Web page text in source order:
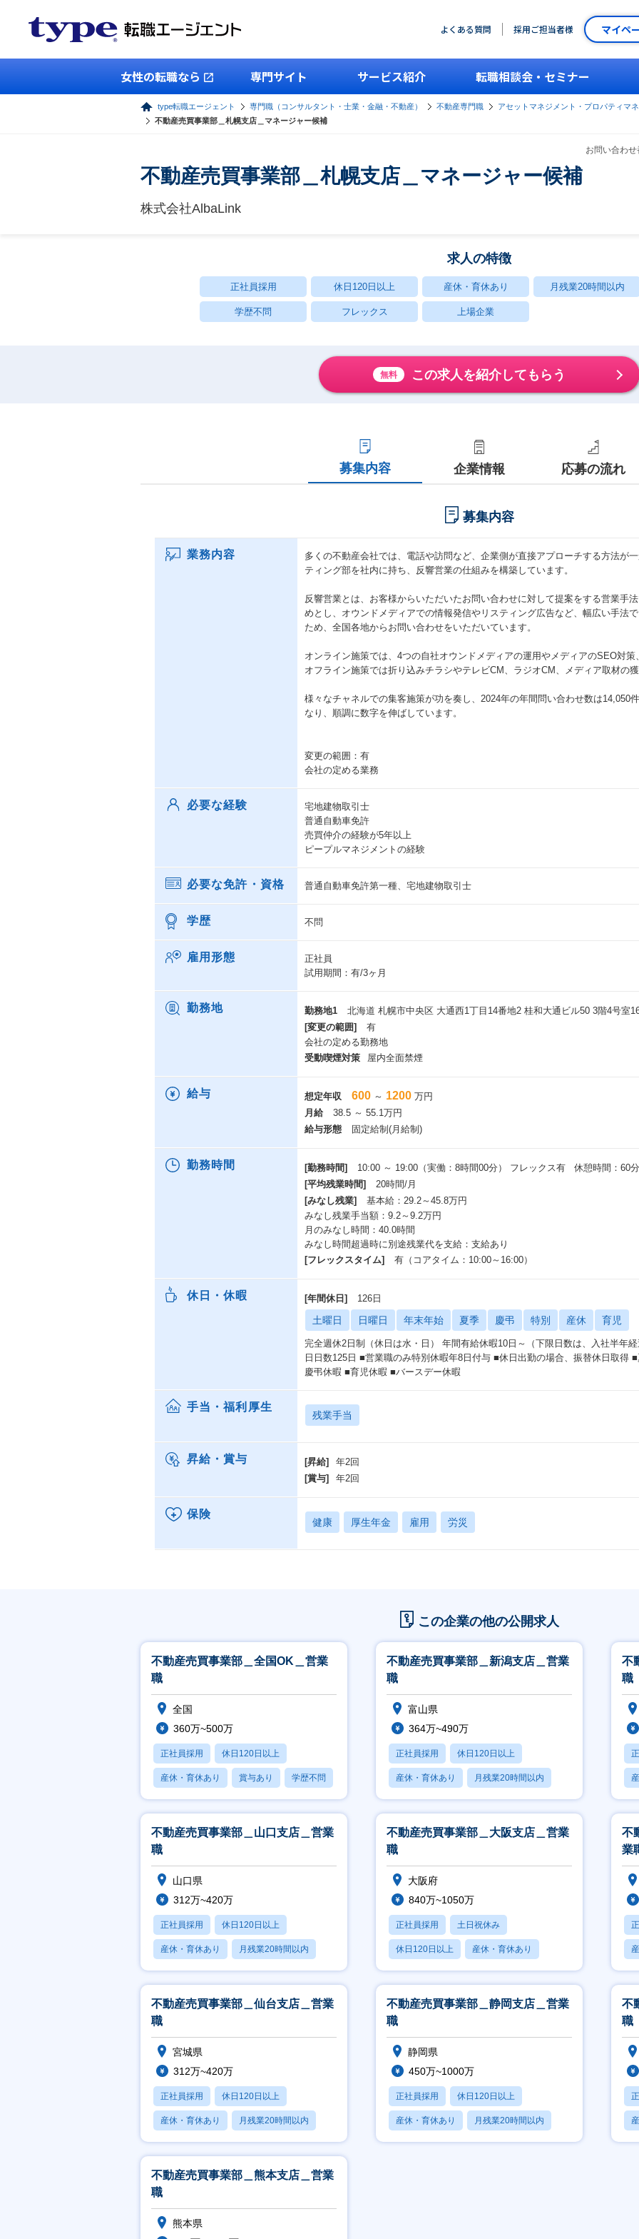
よくある質問 採用ご担当者様 マイペ
女性の転職なら 専門サイト サービス紹介 転職相談会・セミナー
type転職エージェント 専門職（コンサルタント・士業・金融・不動産） 不動産専門職
アセットマネジメント・プロパティマ
不動産売買事業部＿札幌支店＿マネージャー候補
お問い合わ
不動産売買事業部＿札幌支店＿マネージャー候補
株式会社AlbaLink
求人の特徴
正社員採用 休日120日以上 産休・育休あり 月残業20時間以内
学歴不問 フレックス 上場企業
無料 この求人を紹介してもらう
募集内容 企業情報 応募の流れ
募集内容
業務内容
多くの不動産会社では、電話や訪問など、企業側が直接アプローチする方法が
ティング部を社内に持ち、反響営業の仕組みを構築しています。
反響営業とは、お客様からいただいたお問い合わせに対して提案をする営業手
めとし、オウンドメディアでの情報発信やリスティング広告など、幅広い手法
ため、全国各地からお問い合わせをいただいています。
オンライン施策では、4つの自社オウンドメディアの運用やメディアのSEO対
オフライン施策では折り込みチラシやテレビCM、ラジオCM、メディア取材の
様々なチャネルでの集客施策が功を奏し、2024年の年間問い合わせ数は14,050
なり、順調に数字を伸ばしています。
変更の範囲：有
会社の定める業務
必要な経験
宅地建物取引士
普通自動車免許
売買仲介の経験が5年以上
ピープルマネジメントの経験
必要な免許・資格 普通自動車免許第一種、宅地建物取引士
学歴 不問
雇用形態
正社員
試用期間：有/3ヶ月
勤務地 勤務地1
北海道 札幌市中央区 大通西1丁目14番地2 桂和大通ビル50 3階4号室
[変更の範囲]
有
会社の定める勤務地
受動喫煙対策
屋内全面禁煙
給与 想定年収 600 ～ 1200 万円
月給
38.5 ～ 55.1万円
給与形態
固定給制(月給制)
勤務時間 [勤務時間]
10:00 ～ 19:00（実働：8時間00分） フレックス有 休憩時間：60分
[平均残業時間]
20時間/月
[みなし残業]
基本給：29.2～45.8万円
みなし残業手当額：9.2～9.2万円
月のみなし時間：40.0時間
みなし時間超過時に別途残業代を支給：支給あり
[フレックスタイム]
有（コアタイム：10:00～16:00）
休日・休暇 [年間休日] 126日
土曜日 日曜日 年末年始 夏季 慶弔 特別 産休 育児
完全週休2日制（休日は水・日） 年間有給休暇10日～（下限日数は、入社半年
日日数125日 ■営業職のみ特別休暇年8日付与 ■休日出勤の場合、振替休日取得
慶弔休暇 ■育児休暇 ■バースデー休暇
手当・福利厚生
残業手当
昇給・賞与 [昇給]
年2回
[賞与]
年2回
保険
健康 厚生年金 雇用 労災
この企業の他の公開求人
不動産売買事業部＿全国OK＿営業
職
全国
360万~500万
正社員採用 休日120日以上
産休・育休あり 賞与あり 学歴不問
不動産売買事業部＿新潟支店＿営業
職
富山県
364万~490万
正社員採用 休日120日以上
産休・育休あり 月残業20時間以内
賞与あり
不
職
不動産売買事業部＿山口支店＿営業
職
山口県
312万~420万
正社員採用 休日120日以上
産休・育休あり 月残業20時間以内
賞与あり
不動産売買事業部＿大阪支店＿営業
職
大阪府
840万~1050万
正社員採用 土日祝休み
休日120日以上 産休・育休あり
賞与あり
不
業
不動産売買事業部＿仙台支店＿営業
職
宮城県
312万~420万
正社員採用 休日120日以上
産休・育休あり 月残業20時間以内
賞与あり
不動産売買事業部＿静岡支店＿営業
職
静岡県
450万~1000万
正社員採用 休日120日以上
産休・育休あり 月残業20時間以内
賞与あり
不
職
不動産売買事業部＿熊本支店＿営業
職
熊本県